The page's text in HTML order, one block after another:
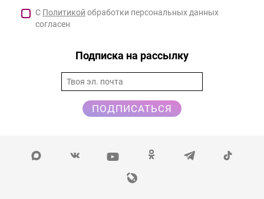
С Политикой обработки персональных данных
согласен
Подписка на рассылку
ПОДПИСАТЬСЯ